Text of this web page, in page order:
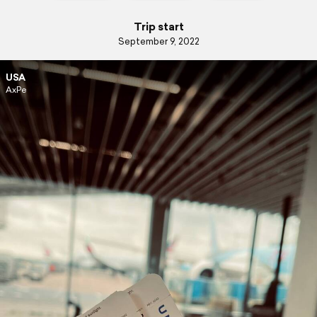
Trip start
September 9, 2022
USA
AxPe